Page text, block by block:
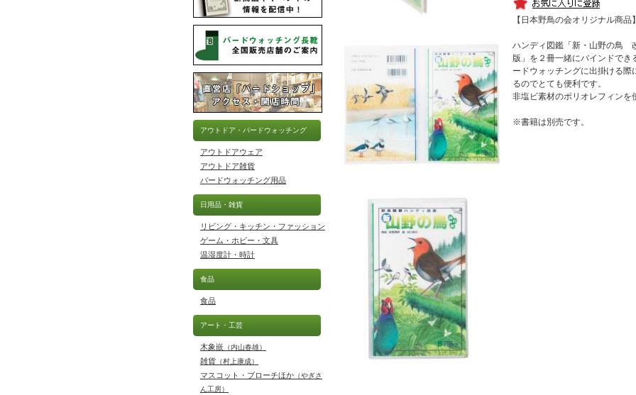
アウトドア・バードウォッチング
アウトドアウェア
アウトドア雑貨
バードウォッチング用品
日用品・雑貨
リビング・キッチン・ファッション
ゲーム・ホビー・文具
温湿度計・時計
食品
食品
アート・工芸
木象嵌 （内山春雄）
雑貨 （村上康成）
マスコット・ブローチほか （やぎさ
ん工房）
【日本野鳥の会オリジナル商品】
ハンディ図鑑「新・山野の鳥
版」を２冊一緒にバインドで
ードウォッチングに出掛ける際
るのでとても便利です。
非塩ビ素材のポリオレフィンを
※書籍は別売です。